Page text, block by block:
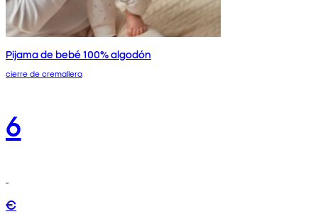
Pijama de bebé 100% algodón
cierre de cremallera
6
€